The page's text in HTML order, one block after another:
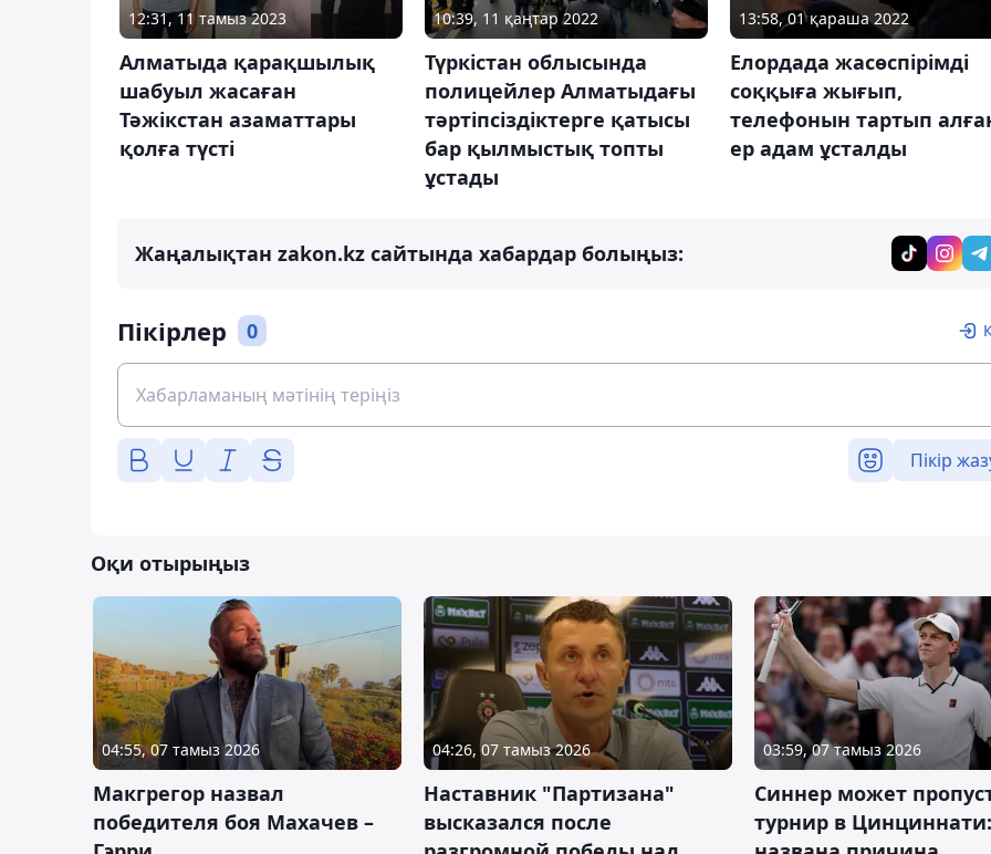
12:31, 11 тамыз 2023
Алматыда қарақшылық
шабуыл жасаған
Тәжікстан азаматтары
қолға түсті
10:39, 11 қаңтар 2022
Түркістан облысында
полицейлер Алматыдағы
тәртіпсіздіктерге қатысы
бар қылмыстық топты
ұстады
13:58, 01 қараша 2022
Елордада жасөспірімді
соққыға жығып,
телефонын тартып
ер адам ұсталды
Жаңалықтан zakon.kz сайтында хабардар болыңыз:
Пікірлер 0
Пікір
Оқи отырыңыз
04:55, 07 тамыз 2026
Макгрегор назвал
победителя боя Махачев –
04:26, 07 тамыз 2026
Наставник "Партизана"
высказался после
03:59, 07 тамыз 2026
Синнер может
турнир в Цинциннати: